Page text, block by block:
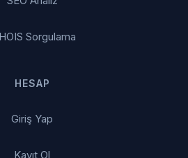
Sorgulama
HESAP
Giriş Yap
Kayıt Ol